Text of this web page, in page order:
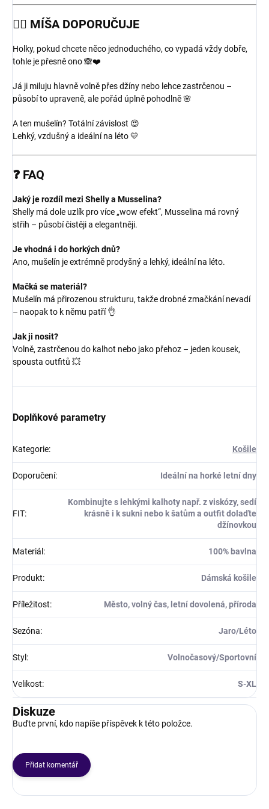
💁‍♀️ MÍŠA DOPORUČUJE
Holky, pokud chcete něco jednoduchého, co vypadá vždy dobře,
tohle je přesně ono 🙈❤️
Já ji miluju hlavně volně přes džíny nebo lehce zastrčenou –
působí to upraveně, ale pořád úplně pohodlně 🌸
A ten mušelín? Totální závislost 😍
Lehký, vzdušný a ideální na léto 💛
❓ FAQ
Jaký je rozdíl mezi Shelly a Musselina?
Shelly má dole uzlík pro více „wow efekt“, Musselina má rovný
střih – působí čistěji a elegantněji.
Je vhodná i do horkých dnů?
Ano, mušelín je extrémně prodyšný a lehký, ideální na léto.
Mačká se materiál?
Mušelín má přirozenou strukturu, takže drobné zmačkání nevadí
– naopak to k němu patří 👌
Jak ji nosit?
Volně, zastrčenou do kalhot nebo jako přehoz – jeden kousek,
spousta outfitů 💥
Doplňkové parametry
Kategorie: Košile
Doporučení: Ideální na horké letní dny
FIT:
Kombinujte s lehkými kalhoty např. z viskózy, sedí
krásně i k sukni nebo k šatům a outfit dolaďte
džínovkou
Materiál : 100% bavlna
Produkt: Dámská košile
Příležitost: Město, volný čas, letní dovolená, příroda
Sezóna: Jaro/Léto
Styl : Volnočasový/Sportovní
Velikost: S-XL
Diskuze
Buďte první, kdo napíše příspěvek k této položce.
Přidat komentář